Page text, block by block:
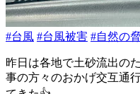
#台風 #台風被害 #自然の
昨日は各地で土砂流出の
事の方々のおかげ交互通